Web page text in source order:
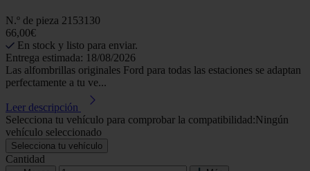
N.º de pieza 2153130
66,00€
En stock y listo para enviar.
Entrega estimada: 18/08/2026
Las alfombrillas originales Ford para todas las estaciones se adaptan
perfectamente a tu ve...
Leer descripción
Selecciona tu vehículo para comprobar la compatibilidad:Ningún
vehículo seleccionado
Selecciona tu vehículo
Cantidad